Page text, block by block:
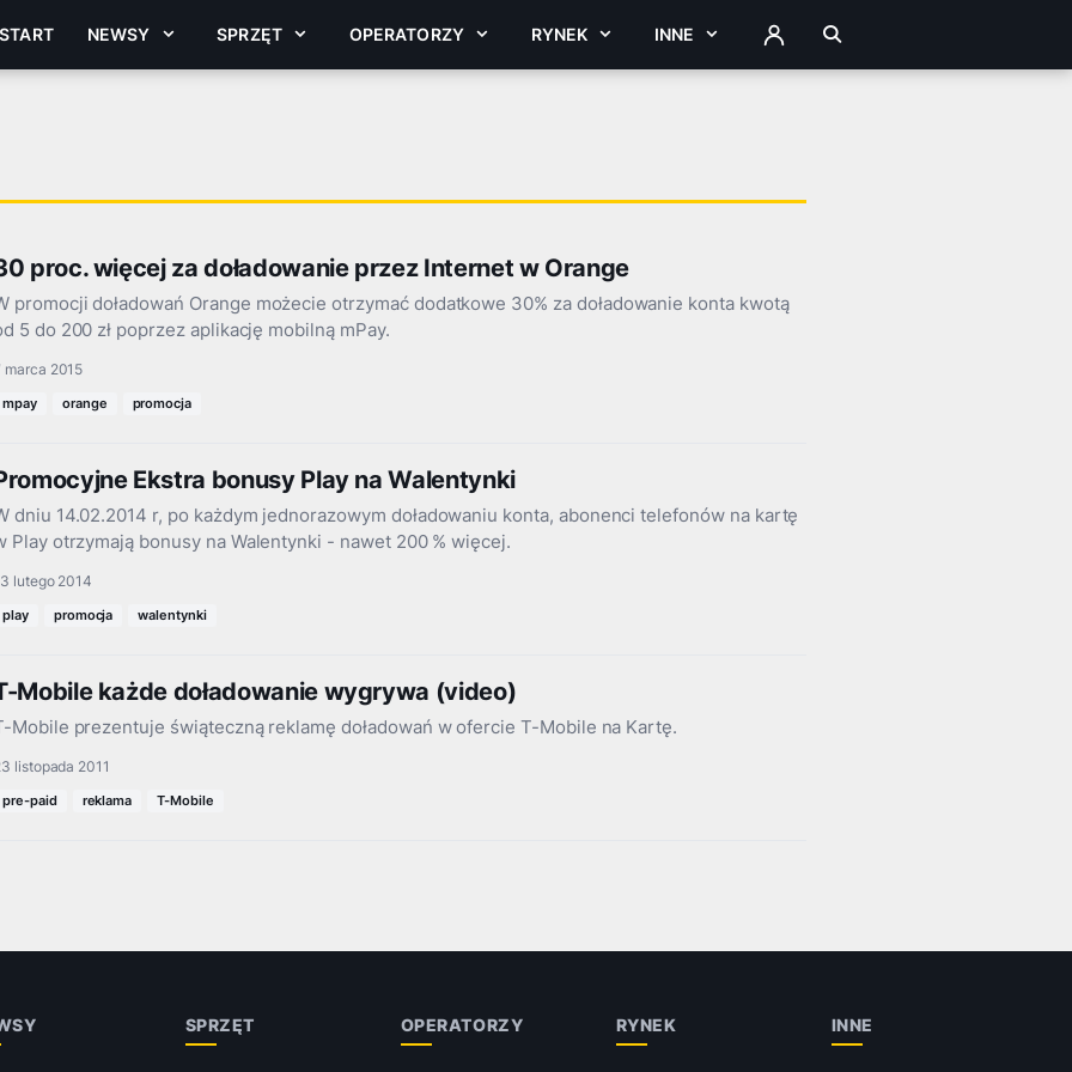
START NEWSY SPRZĘT OPERATORZY RYNEK INNE ZALOGUJ
proc. więcej za doładowanie przez Internet w Orange
promocji doładowań Orange możecie otrzymać dodatkowe 30% za doładowanie konta kwotą
5 do 200 zł poprzez aplikację mobilną mPay.
marca 2015
mpay orange promocja
Ekstra bonusy Play na Walentynki
dniu 14.02.2014 r, po każdym jednorazowym doładowaniu konta, abonenci telefonów na kartę
Play otrzymają bonusy na Walentynki - nawet 200 % więcej.
lutego 2014
play promocja walentynki
Mobile każde doładowanie wygrywa (video)
Mobile prezentuje świąteczną reklamę doładowań w ofercie T-Mobile na Kartę.
listopada 2011
pre-paid reklama T-Mobile
SPRZĘT OPERATORZY RYNEK INNE